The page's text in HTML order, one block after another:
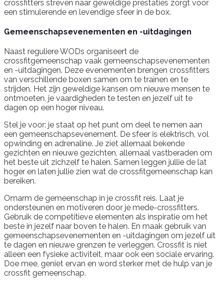
crossfitters streven naar geweldige prestaties zorgt voor
een stimulerende en levendige sfeer in de box.
Gemeenschapsevenementen en -uitdagingen
Naast reguliere WODs organiseert de
crossfitgemeenschap vaak gemeenschapsevenementen
en -uitdagingen. Deze evenementen brengen crossfitters
van verschillende boxen samen om te trainen en te
strijden. Het zijn geweldige kansen om nieuwe mensen te
ontmoeten, je vaardigheden te testen en jezelf uit te
dagen op een hoger niveau.
Stel je voor: je staat op het punt om deel te nemen aan
een gemeenschapsevenement. De sfeer is elektrisch, vol
opwinding en adrenaline. Je ziet allemaal bekende
gezichten en nieuwe gezichten, allemaal vastberaden om
het beste uit zichzelf te halen. Samen leggen jullie de lat
hoger en laten jullie zien wat de crossfitgemeenschap kan
bereiken.
Omarm de gemeenschap in je crossfit reis. Laat je
ondersteunen en motiveren door je mede-crossfitters.
Gebruik de competitieve elementen als inspiratie om het
beste in jezelf naar boven te halen. En maak gebruik van
gemeenschapsevenementen en -uitdagingen om jezelf uit
te dagen en nieuwe grenzen te verleggen. Crossfit is niet
alleen een fysieke activiteit, maar ook een sociale ervaring.
Doe mee, geniet ervan en word sterker met de hulp van je
crossfit gemeenschap.